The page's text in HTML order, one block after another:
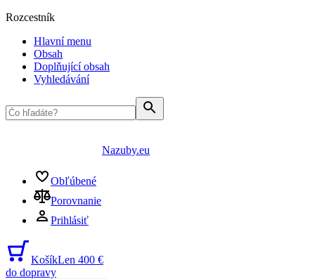
Rozcestník
Hlavní menu
Obsah
Doplňující obsah
Vyhledávání
Nazuby.eu
Obľúbené
Porovnanie
Prihlásiť
KošíkLen 400 €
do dopravy